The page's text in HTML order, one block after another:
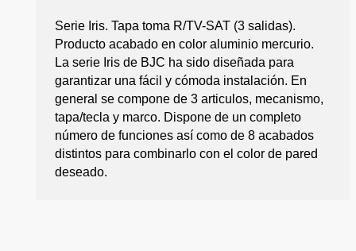
Serie Iris. Tapa toma R/TV-SAT (3 salidas).
Producto acabado en color aluminio mercurio.
La serie Iris de BJC ha sido diseñada para
garantizar una fácil y cómoda instalación. En
general se compone de 3 articulos, mecanismo,
tapa/tecla y marco. Dispone de un completo
número de funciones así como de 8 acabados
distintos para combinarlo con el color de pared
deseado.